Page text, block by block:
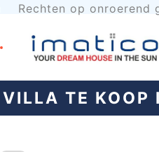
Rechten op onroerend
VILLA TE KOOP